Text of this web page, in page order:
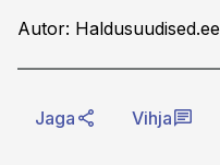
Autor: Haldusuudised.ee
Jaga Vihja